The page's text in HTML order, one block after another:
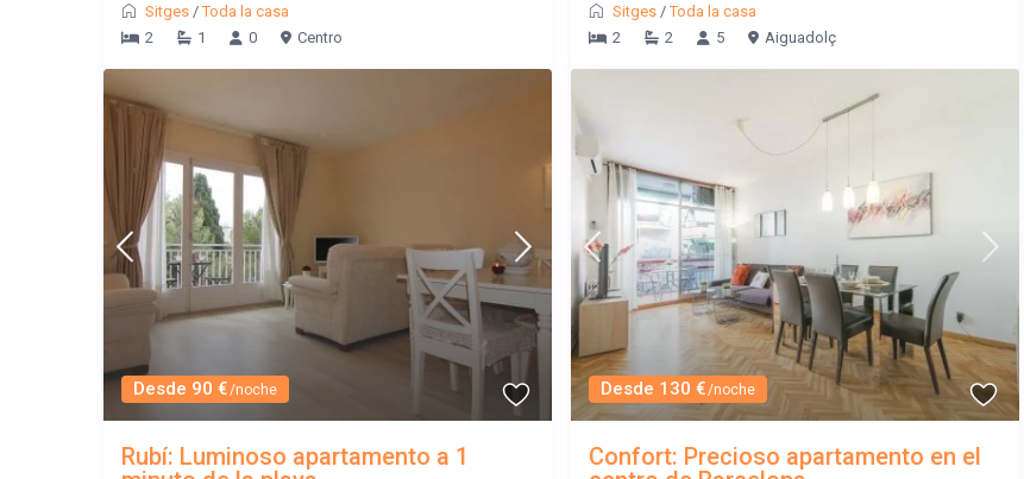
Sitges /Toda la casa
2
1 0 Centro
Sitges /Toda la casa
2
2 5 Aiguadolç
Desde 90 €/noche
Rubí: Luminoso apartamento a 1
Desde 130 €/noche
Confort: Precioso apartamento en el